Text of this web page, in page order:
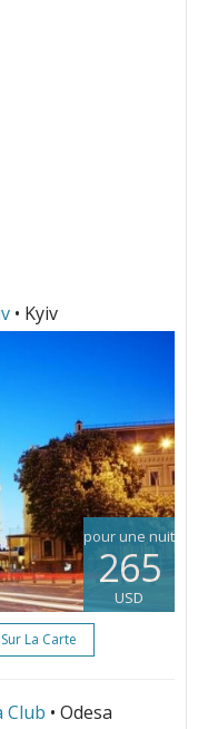
• Kyiv
pour une nuit
265
USD
La Carte
Club • Odesa